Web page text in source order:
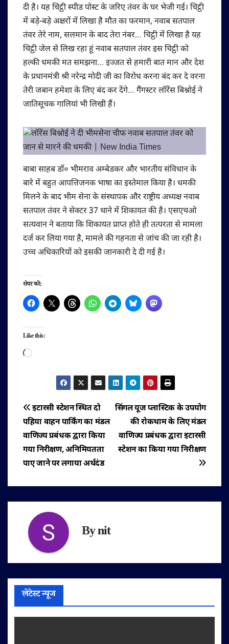
दी है। यह चिट्ठी स्पीड पोस्ट के जरिए तंवर के घर भेजी गई। चिट्ठी
में बड़े-बड़े अक्षरों में लिखा है मौत का फरमान, नवाब सतपाल
तंवर तेरे नाम, सलमान के बाद तेरा नंबर… चिट्ठी में लिखा है यह
चिट्ठी जेल से लिख रहा हूं नवाब सतपाल तंवर इस चिट्ठी को
हल्की धमकी मत समझना… इज्जत से हमारी बात मान और देश
के प्रधानमंत्री श्री नरेन्द्र मोदी जी का विरोध करना बंद कर दे वरना
तेरी जबान हमेशा के लिए बंद कर देंगे… गैंगस्टर लॉरेंस बिश्नोई ने
जातिसूचक गालियां भी लिखी हैं।
बाबा साहब डॉ० भीमराव अम्बेडकर और भारतीय संविधान के
बारे में बहुत आपत्तिजनक भाषा का इस्तेमाल किया है। धमकी
मिलने के बाद भीम सेना के संस्थापक और राष्ट्रीय अध्यक्ष नवाब
सतपाल तंवर ने सेक्टर 37 थाने में शिकायत की है। एसएचओ
सत्यवान ने बताया कि शिकायत प्राप्त होते ही तत्परता से मामला
दर्ज कर लिया गया है, मामले की गहनता से जांच की जा रही है।
उच्च अधिकारियों को इसकी जानकारी दे दी गई है।
शेयर करें:
Like this:
Loading…
पोस्ट
नेविगेशन
सिंगल यूज प्लास्टिक के उपयोग
की रोकथाम के लिए मंडल
वाणिज्य प्रबंधक द्वारा इटारसी
स्टेशन का किया गया निरीक्षण
इटारसी स्टेशन स्थित दो
पहिया वाहन पार्किंग का मंडल
वाणिज्य प्रबंधक द्वारा किया
गया निरीक्षण, अनिमियतता
पाए जाने पर लगाया अर्थदंड
Bynit
लेटेस्ट न्यूज